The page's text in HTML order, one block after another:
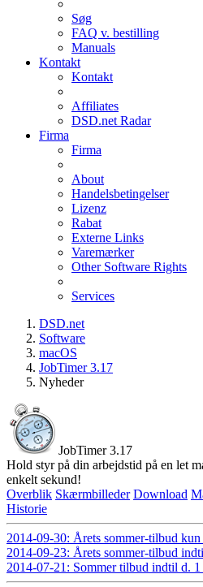
Søg
FAQ v. bestilling
Manuals
Kontakt
Kontakt
Affiliates
DSD.net Radar
Firma
Firma
About
Handelsbetingelser
Lizenz
Rabat
Externe Links
Varemærker
Other Software Rights
Services
DSD.net
Software
macOS
JobTimer 3.17
Nyheder
JobTimer 3.17
Hold styr på din arbejdstid på en let
enkelt sekund!
Overblik Skærmbilleder Download
Historie
2014-09-30: Årets sommer-tilbud
2014-09-23: Årets sommer-tilbud
2014-07-21: Sommer tilbud indtil d.